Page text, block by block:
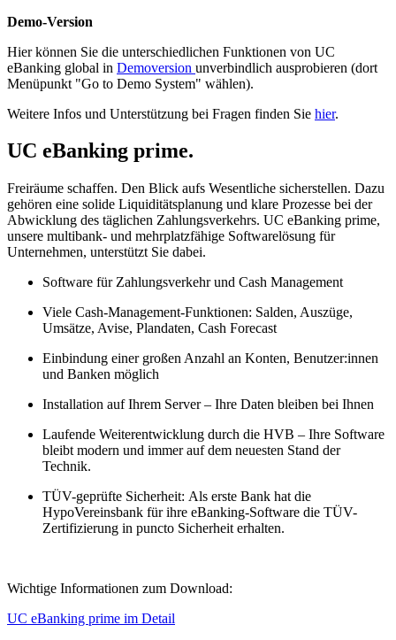
Demo-Version
Hier können Sie die unterschiedlichen Funktionen von UC
eBanking global in Demoversion unverbindlich ausprobieren (dort
Menüpunkt "Go to Demo System" wählen).
Weitere Infos und Unterstützung bei Fragen finden Sie hier.
UC eBanking prime.
Freiräume schaffen. Den Blick aufs Wesentliche sicherstellen. Dazu
gehören eine solide Liquiditätsplanung und klare Prozesse bei der
Abwicklung des täglichen Zahlungsverkehrs. UC eBanking prime,
unsere multibank- und mehrplatzfähige Softwarelösung für
Unternehmen, unterstützt Sie dabei.
Software für Zahlungsverkehr und Cash Management
Viele Cash-Management-Funktionen: Salden, Auszüge,
Umsätze, Avise, Plandaten, Cash Forecast
Einbindung einer großen Anzahl an Konten, Benutzer:innen
und Banken möglich
Installation auf Ihrem Server – Ihre Daten bleiben bei Ihnen
Laufende Weiterentwicklung durch die HVB – Ihre Software
bleibt modern und immer auf dem neuesten Stand der
Technik.
TÜV-geprüfte Sicherheit: Als erste Bank hat die
HypoVereinsbank für ihre eBanking-Software die TÜV-
Zertifizierung in puncto Sicherheit erhalten.
Wichtige Informationen zum Download:
UC eBanking prime im Detail